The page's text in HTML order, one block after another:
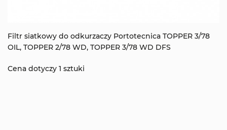
Filtr siatkowy do odkurzaczy Portotecnica TOPPER 3/78
OIL, TOPPER 2/78 WD, TOPPER 3/78 WD DFS
Cena dotyczy 1 sztuki